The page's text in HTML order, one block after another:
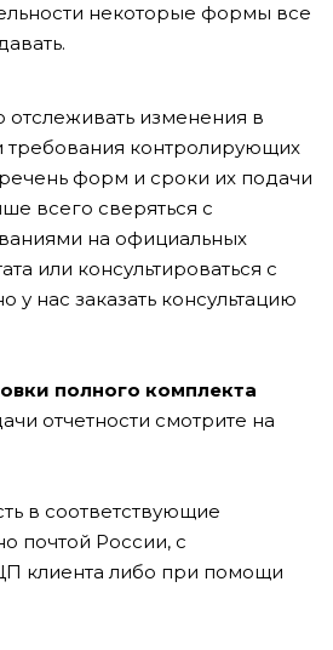
некоторые формы все
изменения в
требования контролирующих
форм и сроки их подачи
всего сверяться с
на официальных
или консультироваться с
у нас заказать консультацию
полного комплекта
отчетности смотрите на
в соответствующие
почтой России, с
клиента либо при помощи